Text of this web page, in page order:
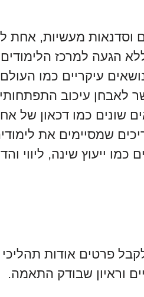
וסדנאות מעשיות, אחת
הגעה למרכז
עיקריים כמו
לאבחן עיכוב התפתחותי
שונים כמו דכאון של
שמסיימים את
ייעוץ שינה, ליווי
פרטים אודות תהליכי
וראיון שבודק התאמה.